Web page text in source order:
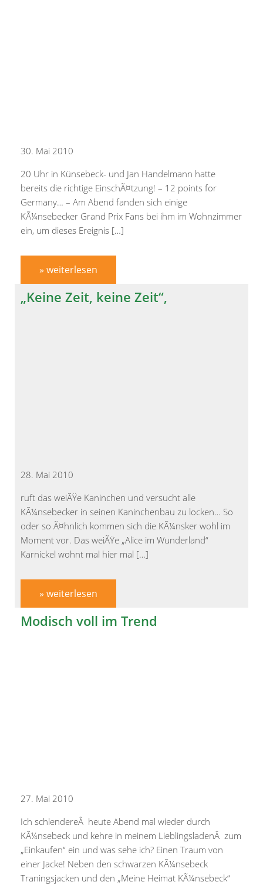
30. Mai 2010
20 Uhr in Künsebeck- und Jan Handelmann hatte
bereits die richtige EinschÃ¤tzung! – 12 points for
Germany… – Am Abend fanden sich einige
KÃ¼nsebecker Grand Prix Fans bei ihm im Wohnzimmer
ein, um dieses Ereignis […]
» weiterlesen
„Keine Zeit, keine Zeit“,
28. Mai 2010
ruft das weiÃŸe Kaninchen und versucht alle
KÃ¼nsebecker in seinen Kaninchenbau zu locken… So
oder so Ã¤hnlich kommen sich die KÃ¼nsker wohl im
Moment vor. Das weiÃŸe „Alice im Wunderland“
Karnickel wohnt mal hier mal […]
» weiterlesen
Modisch voll im Trend
27. Mai 2010
Ich schlendereÂ heute Abend mal wieder durch
KÃ¼nsebeck und kehre in meinem LieblingsladenÂ zum
„Einkaufen“ ein und was sehe ich? Einen Traum von
einer Jacke! Neben den schwarzen KÃ¼nsebeck
Traningsjacken und den „Meine Heimat KÃ¼nsebeck“